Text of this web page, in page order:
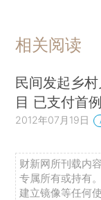
相关阅读
民间发起乡
目 已支付首
2012年07月19日
财新网所刊载内
专属所有或持有
建立镜像等任何使